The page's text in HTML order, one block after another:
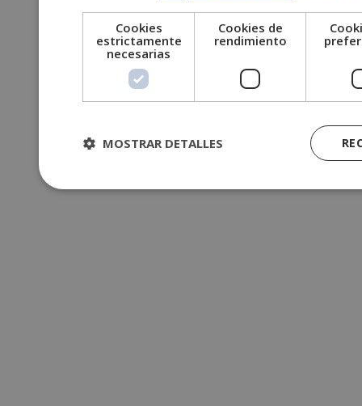
Cookies
estrictamente
necesarias
Cookies de
rendimiento
MOSTRAR DETALLES